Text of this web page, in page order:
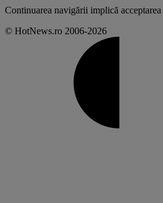
Continuarea navigării implică acceptarea
© HotNews.ro 2006-2026